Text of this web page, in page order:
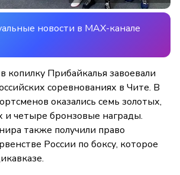
новости в MAX-канале
копилку Прибайкалья завоевали
соревнованиях в Чите. В
оказались семь золотых,
и четыре бронзовые награды.
также получили право
России по боксу, которое